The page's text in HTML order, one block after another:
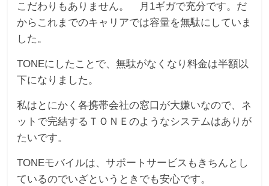
こだわりもありません。 月1ギガで充分です。だ
からこれまでのキャリアでは容量を無駄にしていま
した。
TONEにしたことで、無駄がなくなり料金は半額以
下になりました。
私はとにかく各携帯会社の窓口が大嫌いなので、ネ
ットで完結するＴＯＮＥのようなシステムはありが
たいです。
TONEモバイルは、サポートサービスもきちんとし
ているのでいざというときでも安心です。